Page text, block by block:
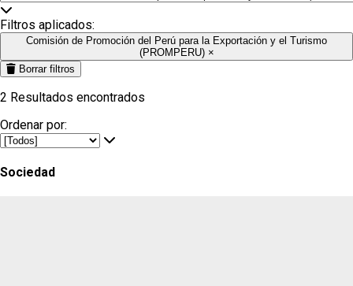
Filtros aplicados:
Comisión de Promoción del Perú para la Exportación y el Turismo
(PROMPERU) ×
Borrar filtros
2 Resultados encontrados
Ordenar por:
Sociedad